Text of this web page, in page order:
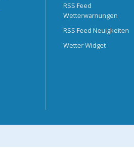
RSS Feed
Wetterwarnungen
RSS Feed Neuigkeiten
Wetter Widget